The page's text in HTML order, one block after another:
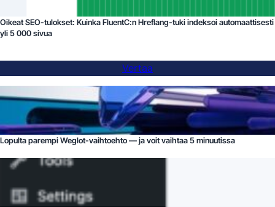
Oikeat SEO-tulokset: Kuinka FluentC:n Hreflang-tuki indeksoi automaattisesti
yli 5 000 sivua
Vertaa
Lopulta parempi Weglot-vaihtoehto — ja voit vaihtaa 5 minuutissa